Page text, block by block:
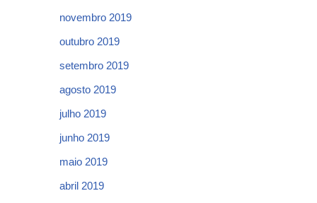
novembro 2019
outubro 2019
setembro 2019
agosto 2019
julho 2019
junho 2019
maio 2019
abril 2019